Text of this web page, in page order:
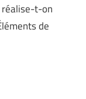
t-on
de